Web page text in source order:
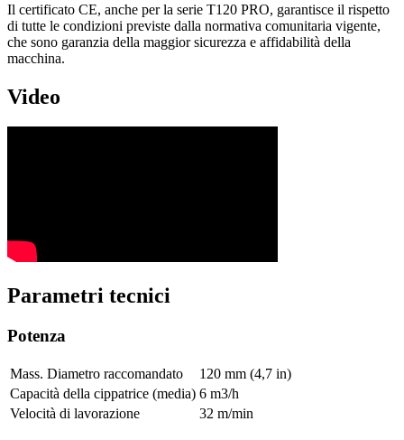
Il certificato CE, anche per la serie T120 PRO, garantisce il rispetto
di tutte le condizioni previste dalla normativa comunitaria vigente,
che sono garanzia della maggior sicurezza e affidabilità della
macchina.
Video
Parametri tecnici
Potenza
Mass. Diametro raccomandato
120 mm (4,7 in)
Capacità della cippatrice (media) 6 m3/h
Velocità di lavorazione
32 m/min